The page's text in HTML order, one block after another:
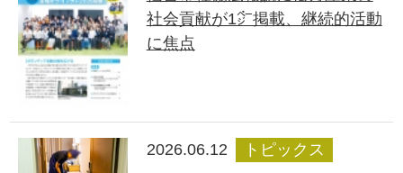
社会貢献が1㌻掲載、継続的活動
に焦点
2026.06.12
トピックス